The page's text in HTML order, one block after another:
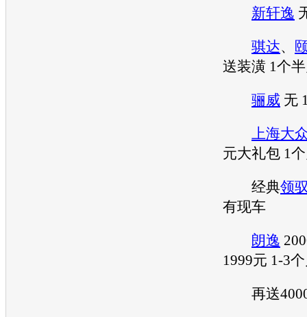
新轩逸
骐达、
送装潢 1个
骊威 无
上海大
元大礼包 1
经典领
有现车
朗逸
1999元 1-3
再送4000